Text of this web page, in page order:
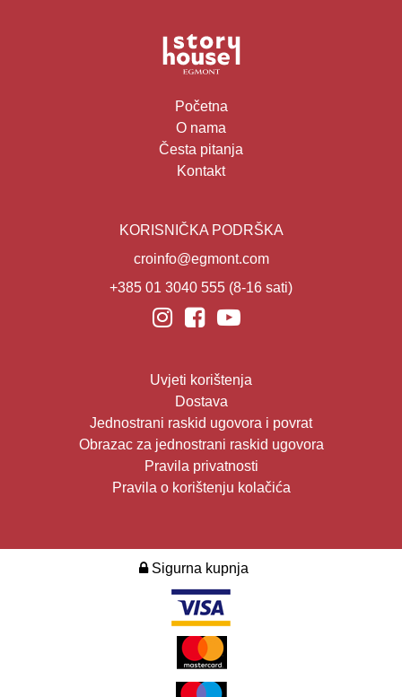
Početna
O nama
Česta pitanja
Kontakt
KORISNIČKA PODRŠKA
croinfo@egmont.com
+385 01 3040 555 (8-16 sati)
Uvjeti korištenja
Dostava
Jednostrani raskid ugovora i povrat
Obrazac za jednostrani raskid ugovora
Pravila privatnosti
Pravila o korištenju kolačića
Sigurna kupnja